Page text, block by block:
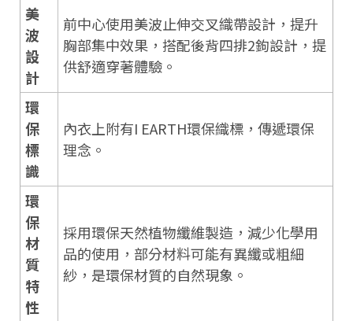
美
波
設
計
前中心使用美波止伸交叉織帶設計，提升
胸部集中效果，搭配後背四排2鉤設計，提
供舒適穿著體驗。
環
保
標
識
內衣上附有I EARTH環保織標，傳遞環保
理念。
環
保
材
質
特
性
採用環保天然植物纖維製造，減少化學用
品的使用，部分材料可能有異纖或粗細
紗，是環保材質的自然現象。